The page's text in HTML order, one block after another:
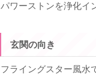
パワーストンを浄化イ
玄関の向き
フライングスター風水